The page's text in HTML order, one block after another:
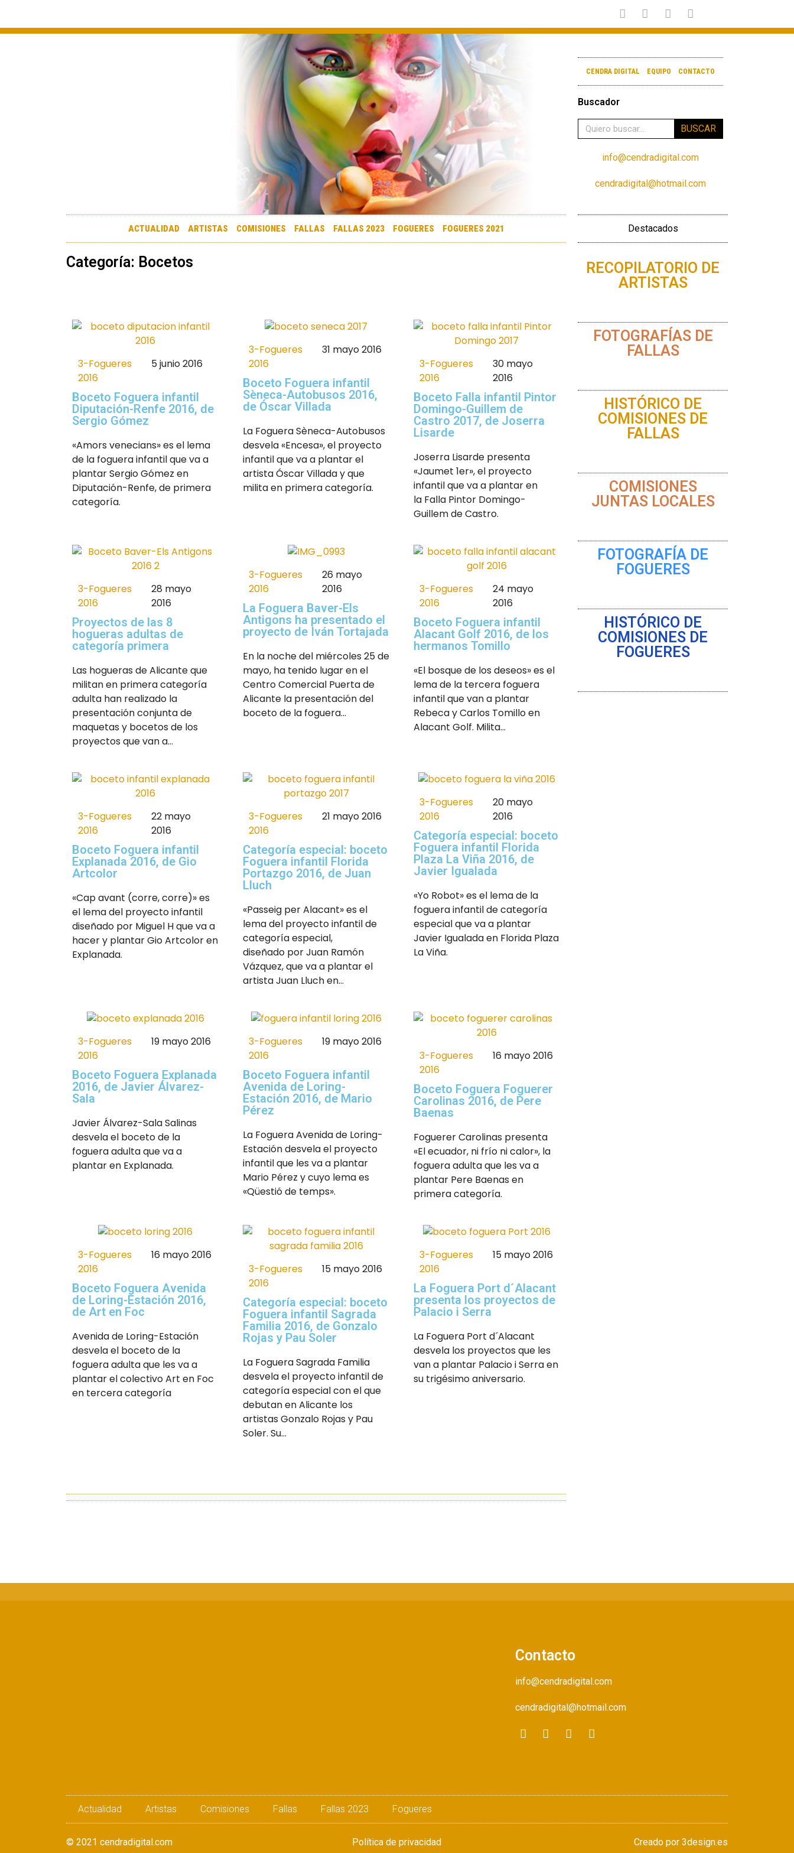
CENDRA DIGITAL EQUIPO CONTACTO
Buscador
BUSCAR
info@cendradigital.com
cendradigital@hotmail.com
ACTUALIDAD ARTISTAS COMISIONES FALLAS FALLAS 2023 FOGUERES FOGUERES 2021 Destacados
Categoría: Bocetos
3-Fogueres
2016
5 junio 2016
Boceto Foguera infantil
Diputación-Renfe 2016, de
Sergio Gómez
«Amors venecians» es el lema
de la foguera infantil que va a
plantar Sergio Gómez en
Diputación-Renfe, de primera
categoría.
3-Fogueres
2016
31 mayo 2016
Boceto Foguera infantil
Sèneca-Autobusos 2016,
de Óscar Villada
La Foguera Sèneca-Autobusos
desvela «Encesa», el proyecto
infantil que va a plantar el
artista Óscar Villada y que
milita en primera categoría.
3-Fogueres
2016
30 mayo
2016
Boceto Falla infantil Pintor
Domingo-Guillem de
Castro 2017, de Joserra
Lisarde
Joserra Lisarde presenta
«Jaumet 1er», el proyecto
infantil que va a plantar en
la Falla Pintor Domingo-
Guillem de Castro.
3-Fogueres
2016
28 mayo
2016
Proyectos de las 8
hogueras adultas de
categoría primera
Las hogueras de Alicante que
militan en primera categoría
adulta han realizado la
presentación conjunta de
maquetas y bocetos de los
proyectos que van a...
3-Fogueres
2016
26 mayo
2016
La Foguera Baver-Els
Antigons ha presentado el
proyecto de Iván Tortajada
En la noche del miércoles 25 de
mayo, ha tenido lugar en el
Centro Comercial Puerta de
Alicante la presentación del
boceto de la foguera...
3-Fogueres
2016
24 mayo
2016
Boceto Foguera infantil
Alacant Golf 2016, de los
hermanos Tomillo
«El bosque de los deseos» es el
lema de la tercera foguera
infantil que van a plantar
Rebeca y Carlos Tomillo en
Alacant Golf. Milita...
3-Fogueres
2016
22 mayo
2016
Boceto Foguera infantil
Explanada 2016, de Gio
Artcolor
«Cap avant (corre, corre)» es
el lema del proyecto infantil
diseñado por Miguel H que va a
hacer y plantar Gio Artcolor en
Explanada.
3-Fogueres
2016
21 mayo 2016
Categoría especial: boceto
Foguera infantil Florida
Portazgo 2016, de Juan
Lluch
«Passeig per Alacant» es el
lema del proyecto infantil de
categoría especial,
diseñado por Juan Ramón
Vázquez, que va a plantar el
artista Juan Lluch en...
3-Fogueres
2016
20 mayo
2016
Categoría especial: boceto
Foguera infantil Florida
Plaza La Viña 2016, de
Javier Igualada
«Yo Robot» es el lema de la
foguera infantil de categoría
especial que va a plantar
Javier Igualada en Florida Plaza
La Viña.
3-Fogueres
2016
19 mayo 2016
Boceto Foguera Explanada
2016, de Javier Álvarez-
Sala
Javier Álvarez-Sala Salinas
desvela el boceto de la
foguera adulta que va a
plantar en Explanada.
3-Fogueres
2016
19 mayo 2016
Boceto Foguera infantil
Avenida de Loring-
Estación 2016, de Mario
Pérez
La Foguera Avenida de Loring-
Estación desvela el proyecto
infantil que les va a plantar
Mario Pérez y cuyo lema es
«Qüestió de temps».
3-Fogueres
2016
16 mayo 2016
Boceto Foguera Foguerer
Carolinas 2016, de Pere
Baenas
Foguerer Carolinas presenta
«El ecuador, ni frío ni calor», la
foguera adulta que les va a
plantar Pere Baenas en
primera categoría.
3-Fogueres
2016
16 mayo 2016
Boceto Foguera Avenida
de Loring-Estación 2016,
de Art en Foc
Avenida de Loring-Estación
desvela el boceto de la
foguera adulta que les va a
plantar el colectivo Art en Foc
en tercera categoría
3-Fogueres
2016
15 mayo 2016
Categoría especial: boceto
Foguera infantil Sagrada
Familia 2016, de Gonzalo
Rojas y Pau Soler
La Foguera Sagrada Familia
desvela el proyecto infantil de
categoría especial con el que
debutan en Alicante los
artistas Gonzalo Rojas y Pau
Soler. Su...
3-Fogueres
2016
15 mayo 2016
La Foguera Port d´Alacant
presenta los proyectos de
Palacio i Serra
La Foguera Port d´Alacant
desvela los proyectos que les
van a plantar Palacio i Serra en
su trigésimo aniversario.
RECOPILATORIO DE
ARTISTAS
FOTOGRAFÍAS DE
FALLAS
HISTÓRICO DE
COMISIONES DE
FALLAS
COMISIONES
JUNTAS LOCALES
FOTOGRAFÍA DE
FOGUERES
HISTÓRICO DE
COMISIONES DE
FOGUERES
Contacto
info@cendradigital.com
cendradigital@hotmail.com
Actualidad Artistas Comisiones Fallas Fallas 2023 Fogueres
© 2021 cendradigital.com Política de privacidad Creado por 3design.es